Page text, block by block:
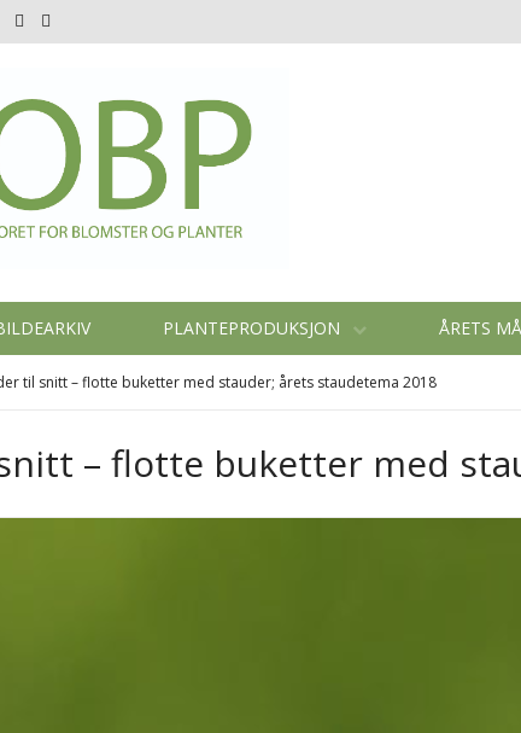
PLANTEPRODUKSJON ÅRETS
til snitt – flotte buketter med stauder; årets staudetema 2018
– flotte buketter med